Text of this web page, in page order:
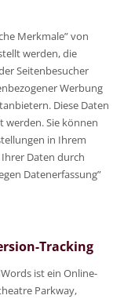
Merkmale” von
werden, die
Seitenbesucher
Werbung
Diese Daten
Sie können
in Ihrem
Daten durch
Datenerfassung”
Tracking
ist ein Online-
Parkway,